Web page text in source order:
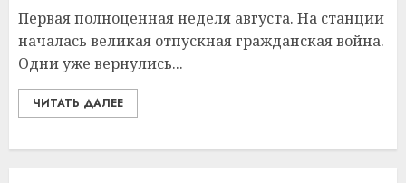
Первая полноценная неделя августа. На станции
началась великая отпускная гражданская война.
Одни уже вернулись...
ЧИТАТЬ ДАЛЕЕ